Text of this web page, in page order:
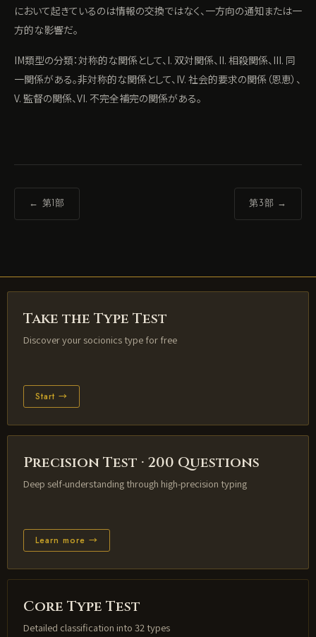
において起きているのは情報の交換ではなく、一方向の通知または一
方的な影響だ。
IM類型の分類：対称的な関係として、I. 双対関係、II. 相殺関係、III. 同
一関係がある。非対称的な関係として、IV. 社会的要求の関係（恩恵）、
V. 監督の関係、VI. 不完全補完の関係がある。
← 第1部 第3部 →
Take the Type Test
Discover your socionics type for free
Start →
Precision Test · 200 Questions
Deep self-understanding through high-precision typing
Learn more →
Core Type Test
Detailed classification into 32 types